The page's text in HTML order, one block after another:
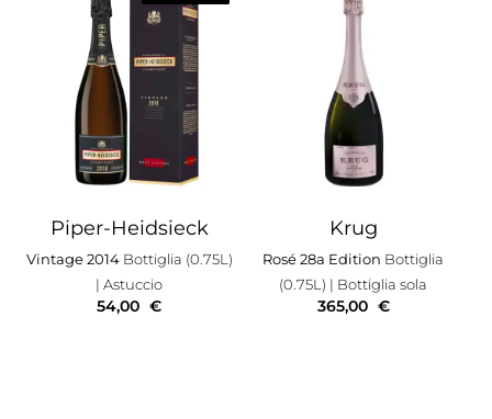
Piper-Heidsieck
Vintage 2014Bottiglia (0.75L)
| Astuccio
54,00 €
Krug
Rosé 28a Edition Bottiglia
(0.75L) | Bottiglia sola
365,00 €